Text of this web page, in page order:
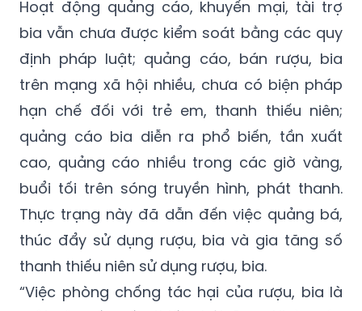
không bị hạn chế. Điều này làm cho rượu, bia
ở Việt Nam sẵn có và dễ tiếp cận.
Hoạt động quảng cáo, khuyến mại, tài trợ
bia vẫn chưa được kiểm soát bằng các quy
định pháp luật; quảng cáo, bán rượu, bia
trên mạng xã hội nhiều, chưa có biện pháp
hạn chế đối với trẻ em, thanh thiếu niên;
quảng cáo bia diễn ra phổ biến, tần xuất
cao, quảng cáo nhiều trong các giờ vàng,
buổi tối trên sóng truyền hình, phát thanh.
Thực trạng này đã dẫn đến việc quảng bá,
thúc đẩy sử dụng rượu, bia và gia tăng số